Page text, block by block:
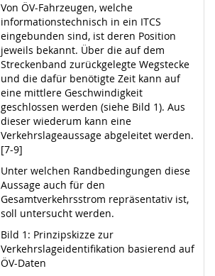
Von ÖV-Fahrzeugen, welche
informationstechnisch in ein ITCS
eingebunden sind, ist deren Position
jeweils bekannt. Über die auf dem
Streckenband zurückgelegte Wegstecke
und die dafür benötigte Zeit kann auf
eine mittlere Geschwindigkeit
geschlossen werden (siehe Bild 1). Aus
dieser wiederum kann eine
Verkehrslageaussage abgeleitet werden.
[7-9]
Unter welchen Randbedingungen diese
Aussage auch für den
Gesamtverkehrsstrom repräsentativ ist,
soll untersucht werden.
Bild 1: Prinzipskizze zur
Verkehrslageidentifikation basierend auf
ÖV-Daten